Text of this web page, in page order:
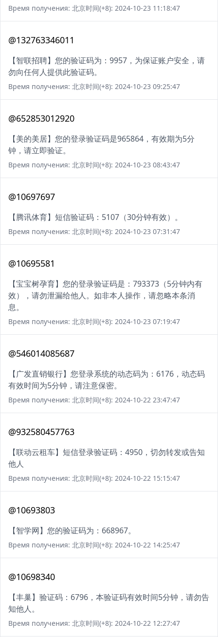
Время получения: 北京时间(+8): 2024-10-23 11:18:47
@132763346011
【智联招聘】您的验证码为：9957，为保证账户安全，请
勿向任何人提供此验证码。
Время получения: 北京时间(+8): 2024-10-23 09:25:47
@652853012920
【美的美居】您的登录验证码是965864，有效期为5分
钟，请立即验证。
Время получения: 北京时间(+8): 2024-10-23 08:43:47
@10697697
【腾讯体育】短信验证码：5107（30分钟有效）。
Время получения: 北京时间(+8): 2024-10-23 07:31:47
@10695581
【宝宝树孕育】您的登录验证码是：793373（5分钟内有
效），请勿泄漏给他人。如非本人操作，请忽略本条消
息。
Время получения: 北京时间(+8): 2024-10-23 07:19:47
@546014085687
【广发直销银行】您登录系统的动态码为：6176，动态码
有效时间为5分钟，请注意保密。
Время получения: 北京时间(+8): 2024-10-22 23:47:47
@932580457763
【联动云租车】短信登录验证码：4950，切勿转发或告知
他人
Время получения: 北京时间(+8): 2024-10-22 15:15:47
@10693803
【智学网】您的验证码为：668967。
Время получения: 北京时间(+8): 2024-10-22 14:25:47
@10698340
【丰巢】验证码：6796，本验证码有效时间5分钟，请勿告
知他人。
Время получения: 北京时间(+8): 2024-10-22 12:27:47